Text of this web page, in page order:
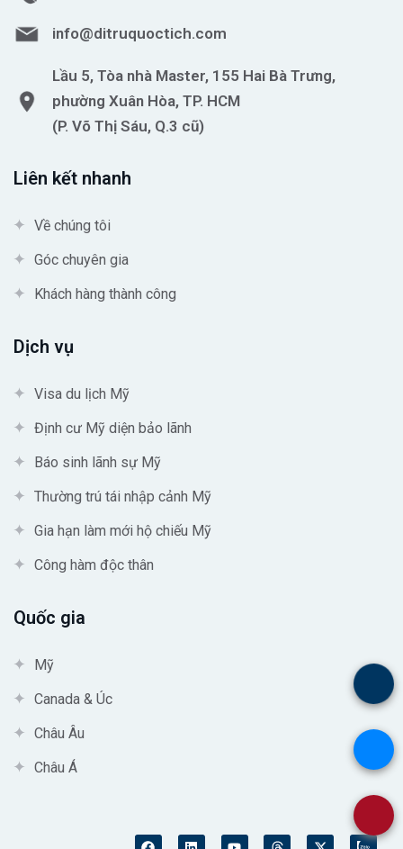
info@ditruquoctich.com
Lầu 5, Tòa nhà Master, 155 Hai Bà Trưng,
phường Xuân Hòa, TP. HCM
(P. Võ Thị Sáu, Q.3 cũ)
Liên kết nhanh
Về chúng tôi
Góc chuyên gia
Khách hàng thành công
Dịch vụ
Visa du lịch Mỹ
Định cư Mỹ diện bảo lãnh
Báo sinh lãnh sự Mỹ
Thường trú tái nhập cảnh Mỹ
Gia hạn làm mới hộ chiếu Mỹ
Công hàm độc thân
Quốc gia
Mỹ
Canada & Úc
Châu Âu
Châu Á